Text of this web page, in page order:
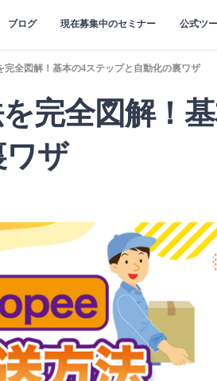
ブログ 現在募集中のセミナー 公式ツ
完全図解！基本の4ステップと自動化の裏ワザ
完全図解！
ワザ